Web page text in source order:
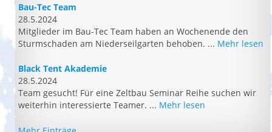
Bau-Tec Team
28.5.2024
Mitglieder im Bau-Tec Team haben an Wochenende den
Sturmschaden am Niederseilgarten behoben. ... Mehr lesen
Black Tent Akademie
28.5.2024
Team gesucht! Für eine Zeltbau Seminar Reihe suchen wir
weiterhin interessierte Teamer. ... Mehr lesen